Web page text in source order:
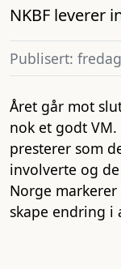
NKBF leverer
Publisert:
Året går mot
nok et godt
presterer som
involverte og
Norge
skape endring i